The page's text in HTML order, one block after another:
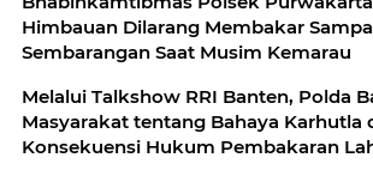
Himbauan Dilarang Membakar
Sembarangan Saat Musim Kemarau
Melalui Talkshow RRI Banten, Polda
Masyarakat tentang Bahaya Karhutla
Konsekuensi Hukum Pembakaran